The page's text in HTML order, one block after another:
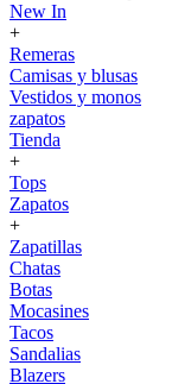
New In
+
Remeras
Camisas y blusas
Vestidos y monos
zapatos
Tienda
+
Tops
Zapatos
+
Zapatillas
Chatas
Botas
Mocasines
Tacos
Sandalias
Blazers